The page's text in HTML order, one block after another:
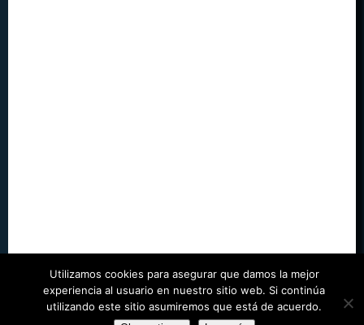
Juegos Run| Designed byWordPress Themes Book
Utilizamos cookies para asegurar que damos la mejor
experiencia al usuario en nuestro sitio web. Si continúa
utilizando este sitio asumiremos que está de acuerdo.